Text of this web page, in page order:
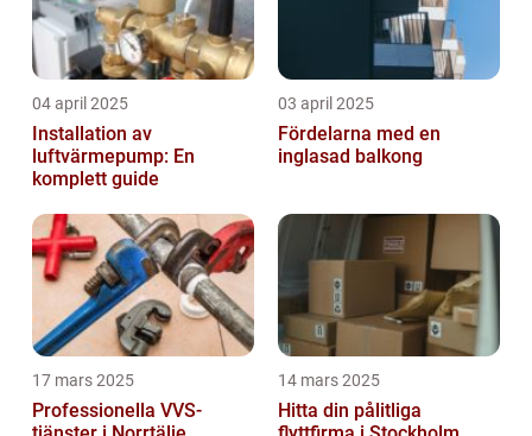
04 april 2025
Installation av
luftvärmepump: En
komplett guide
03 april 2025
Fördelarna med en
inglasad balkong
17 mars 2025
Professionella VVS-
14 mars 2025
Hitta din pålitliga